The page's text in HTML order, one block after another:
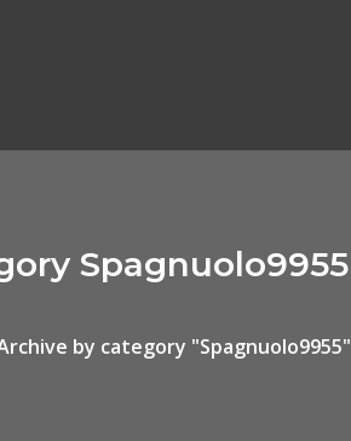
Spagnuolo9955
by category "Spagnuolo9955"